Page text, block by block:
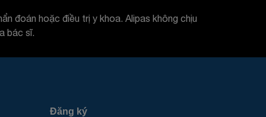
đoán hoặc điều trị y khoa. Alipas không chịu
bác sĩ.
Đăng ký